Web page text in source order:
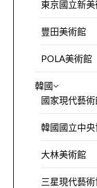
東京國立新
豐田美術館
POLA美術館
韓國
國家現代藝
韓國國立中
大林美術館
三星現代藝